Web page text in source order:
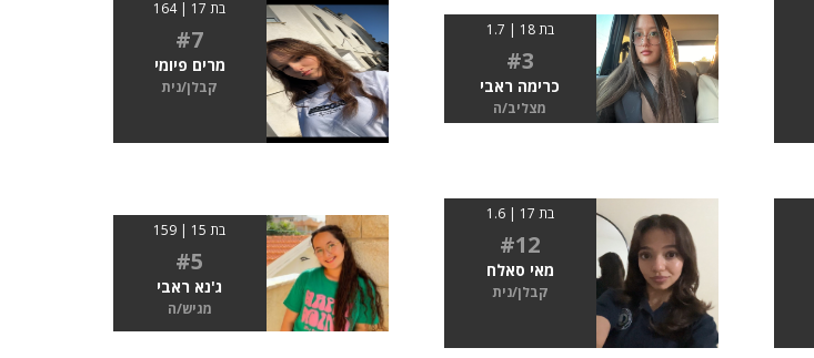
בת 18 | 1.7
#3
כרימה ראבי
מצליב/ה
בת 17 | 164
#7
מרים פיומי
קבלן/נית
בת 17 | 1.6
#12
מאי סאלח
קבלן/נית
בת 15 | 159
#5
ג'נא ראבי
מגיש/ה